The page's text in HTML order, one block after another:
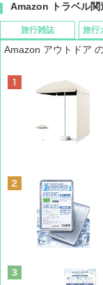
Amazon トラベル関
旅行雑誌 旅行
Amazon アウトドア